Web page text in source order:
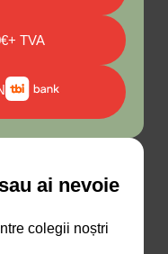
TVA
ai nevoie
colegii noștri